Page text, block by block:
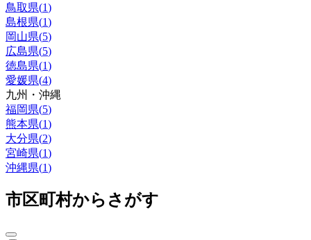
鳥取県(1)
島根県(1)
岡山県(5)
広島県(5)
徳島県(1)
愛媛県(4)
九州・沖縄
福岡県(5)
熊本県(1)
大分県(2)
宮崎県(1)
沖縄県(1)
市区町村からさがす